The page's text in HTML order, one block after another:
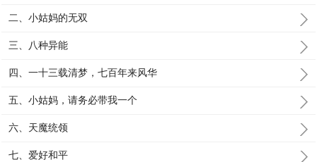
二、小姑妈的无双
三、八种异能
四、一十三载清梦，七百年来风华
五、小姑妈，请务必带我一个
六、天魔统领
七、爱好和平